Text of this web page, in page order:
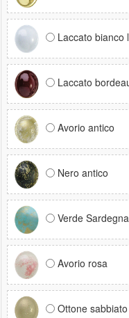
Laccato bianco lucido RAL
Laccato bordeaux RAL
Avorio antico
Nero antico
Verde Sardegna
Avorio rosa
Ottone sabbiato